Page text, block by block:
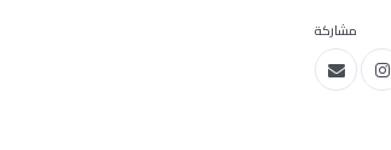
مشاركة